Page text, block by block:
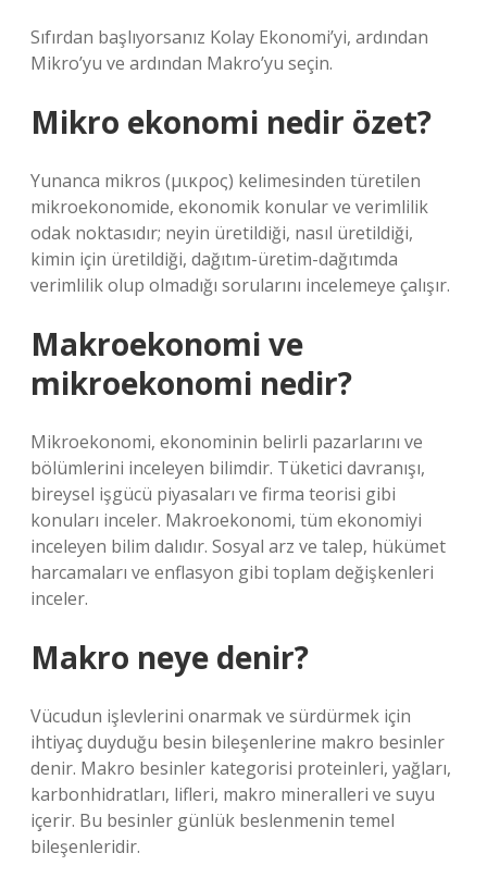
Sıfırdan başlıyorsanız Kolay Ekonomi’yi, ardından
Mikro’yu ve ardından Makro’yu seçin.
Mikro ekonomi nedir özet?
Yunanca mikros (μικρος) kelimesinden türetilen
mikroekonomide, ekonomik konular ve verimlilik
odak noktasıdır; neyin üretildiği, nasıl üretildiği,
kimin için üretildiği, dağıtım-üretim-dağıtımda
verimlilik olup olmadığı sorularını incelemeye çalışır.
Makroekonomi ve
mikroekonomi nedir?
Mikroekonomi, ekonominin belirli pazarlarını ve
bölümlerini inceleyen bilimdir. Tüketici davranışı,
bireysel işgücü piyasaları ve firma teorisi gibi
konuları inceler. Makroekonomi, tüm ekonomiyi
inceleyen bilim dalıdır. Sosyal arz ve talep, hükümet
harcamaları ve enflasyon gibi toplam değişkenleri
inceler.
Makro neye denir?
Vücudun işlevlerini onarmak ve sürdürmek için
ihtiyaç duyduğu besin bileşenlerine makro besinler
denir. Makro besinler kategorisi proteinleri, yağları,
karbonhidratları, lifleri, makro mineralleri ve suyu
içerir. Bu besinler günlük beslenmenin temel
bileşenleridir.